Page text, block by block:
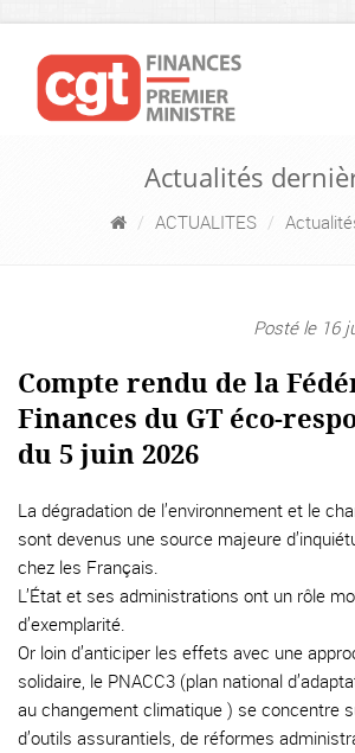
Actualités
ACTUALITES
Posté le 16
Compte rendu de la
Finances du GT éco-
du 5 juin 2026
La dégradation de l’environnement et le
sont devenus une source majeure
chez les Français.
L’État et ses administrations ont un rôle
d’exemplarité.
Or loin d’anticiper les effets avec une
solidaire, le PNACC3 (plan national
au changement climatique ) se concentre
d’outils assurantiels, de réformes